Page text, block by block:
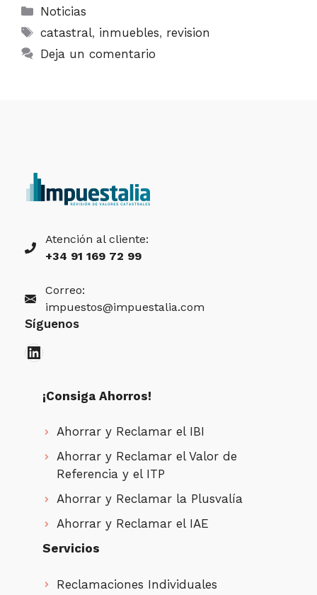
Categorías
Noticias
Etiquetas
catastral, inmuebles, revision
Deja un comentario
Atención al cliente:
+34 91 169 72 99
Correo:
impuestos@impuestalia.com
Síguenos
LinkedIn
¡Consiga Ahorros!
Ahorrar y Reclamar el IBI
Ahorrar y Reclamar el Valor de
Referencia y el ITP
Ahorrar y Reclamar la Plusvalía
Ahorrar y Reclamar el IAE
Servicios
Reclamaciones Individuales